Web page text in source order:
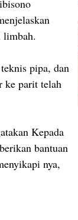
limbah.
pipa, dan
ke parit telah
Kepada
bantuan
nya,